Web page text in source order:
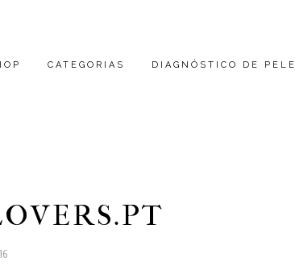
CATEGORIAS DIAGNÓSTICO DE PELE